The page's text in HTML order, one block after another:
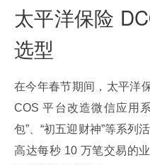
太平洋保险
选型
在今年春节期间，太平洋
COS 平台改造微信应用
包”、“初五迎财神”等系列
高达每秒 10 万笔交易的